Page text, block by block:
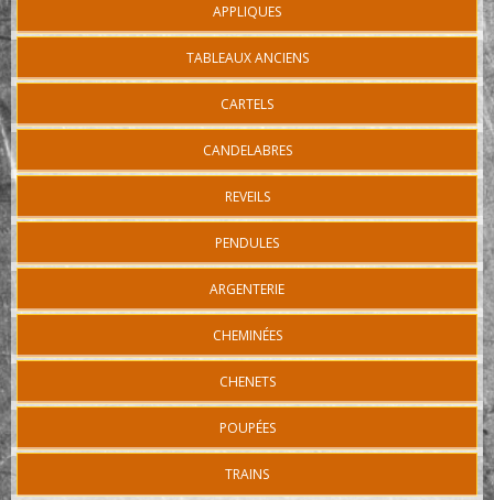
APPLIQUES
TABLEAUX ANCIENS
CARTELS
CANDELABRES
REVEILS
PENDULES
ARGENTERIE
CHEMINÉES
CHENETS
POUPÉES
TRAINS